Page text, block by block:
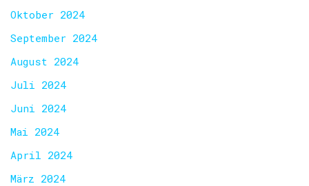
Oktober 2024
September 2024
August 2024
Juli 2024
Juni 2024
Mai 2024
April 2024
März 2024